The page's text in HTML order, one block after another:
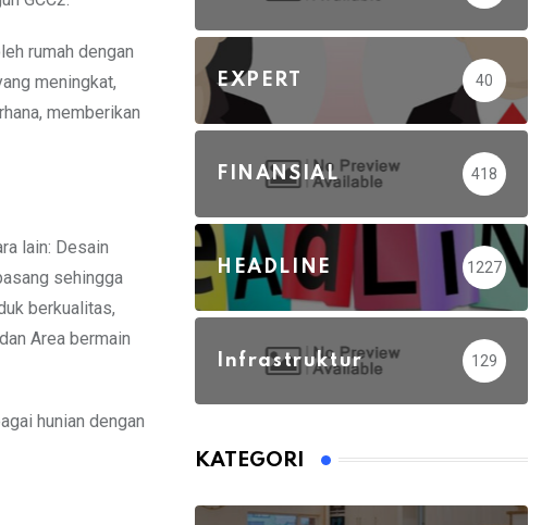
rumah dengan
meningkat,
memberikan
lain: Desain
sehingga
berkualitas,
Area bermain
hunian dengan
EXPERT 40
FINANSIAL 418
HEADLINE 1227
Infrastruktur 129
KATEGORI